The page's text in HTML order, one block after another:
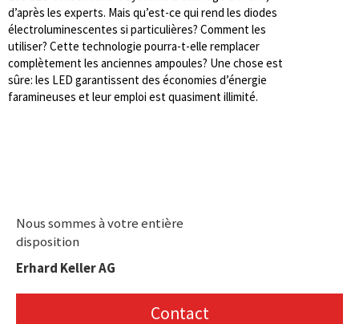
d’après les experts. Mais qu’est-ce qui rend les diodes
électroluminescentes si particulières? Comment les
utiliser? Cette technologie pourra-t-elle remplacer
complètement les anciennes ampoules? Une chose est
sûre: les LED garantissent des économies d’énergie
faramineuses et leur emploi est quasiment illimité.
Nous sommes à votre entière
disposition
Erhard Keller AG
Contact